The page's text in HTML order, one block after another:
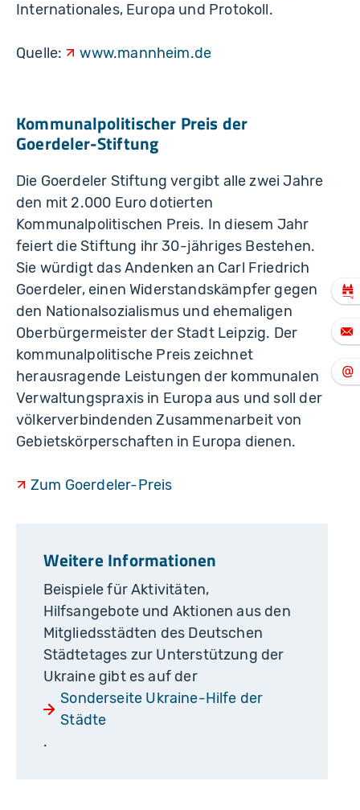
Internationales, Europa und Protokoll.
Quelle: www.mannheim.de
Kommunalpolitischer Preis der
Goerdeler-Stiftung
Die Goerdeler Stiftung vergibt alle zwei Jahre
den mit 2.000 Euro dotierten
Kommunalpolitischen Preis. In diesem Jahr
feiert die Stiftung ihr 30-jähriges Bestehen.
Sie würdigt das Andenken an Carl Friedrich
Goerdeler, einen Widerstandskämpfer gegen
den Nationalsozialismus und ehemaligen
Oberbürgermeister der Stadt Leipzig. Der
kommunalpolitische Preis zeichnet
herausragende Leistungen der kommunalen
Verwaltungspraxis in Europa aus und soll der
völkerverbindenden Zusammenarbeit von
Gebietskörperschaften in Europa dienen.
Zum Goerdeler-Preis
Weitere Informationen
Beispiele für Aktivitäten,
Hilfsangebote und Aktionen aus den
Mitgliedsstädten des Deutschen
Städtetages zur Unterstützung der
Ukraine gibt es auf der
Sonderseite Ukraine-Hilfe der
Städte
.